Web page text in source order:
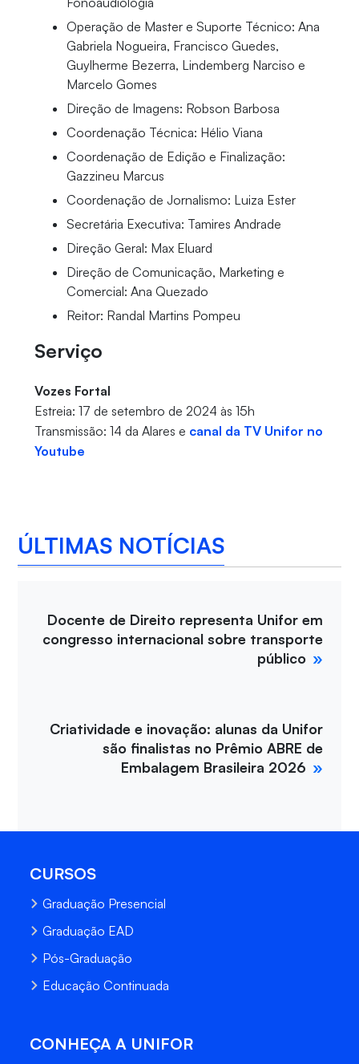
Operação de Master e Suporte Técnico: Ana
Gabriela Nogueira, Francisco Guedes,
Guylherme Bezerra, Lindemberg Narciso e
Marcelo Gomes
Direção de Imagens: Robson Barbosa
Coordenação Técnica: Hélio Viana
Coordenação de Edição e Finalização:
Gazzineu Marcus
Coordenação de Jornalismo: Luiza Ester
Secretária Executiva: Tamires Andrade
Direção Geral: Max Eluard
Direção de Comunicação, Marketing e
Comercial: Ana Quezado
Reitor: Randal Martins Pompeu
Serviço
Vozes Fortal
Estreia: 17 de setembro de 2024 às 15h
Transmissão: 14 da Alares e canal da TV Unifor no
Youtube
ÚLTIMAS NOTÍCIAS
Docente de Direito representa Unifor em
congresso internacional sobre transporte
público
Criatividade e inovação: alunas da Unifor
são finalistas no Prêmio ABRE de
Embalagem Brasileira 2026
CURSOS
Graduação Presencial
Graduação EAD
Pós-Graduação
Educação Continuada
CONHEÇA A UNIFOR